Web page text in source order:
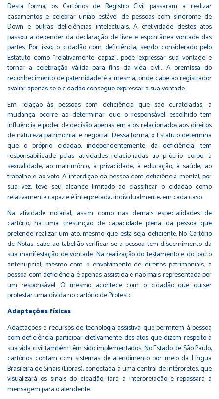
Desta forma, os Cartórios de Registro Civil passaram a realizar
casamentos e celebrar união estável de pessoas com síndrome de
Down e outras deficiências intelectuais. A efetividade destes atos
passou a depender da declaração de livre e espontânea vontade das
partes. Por isso, o cidadão com deficiência, sendo considerado pelo
Estatuto como “relativamente capaz”, pode expressar sua vontade e
tornar a celebração válida para fins da vida civil. A premissa do
reconhecimento de paternidade é a mesma, onde cabe ao registrador
avaliar apenas se o cidadão consegue expressar a sua vontade.
Em relação às pessoas com deficiência que são curateladas, a
mudança ocorre ao determinar que o responsável escolhido tem
influência e poder de decisão apenas em atos relacionados aos direitos
de natureza patrimonial e negocial. Dessa forma, o Estatuto determina
que o próprio cidadão, independentemente da deficiência, tem
responsabilidade pelas atividades relacionadas ao próprio corpo, à
sexualidade, ao matrimônio, à privacidade, à educação, à saúde, ao
trabalho e ao voto. A interdição da pessoa com deficiência mental, por
sua vez, teve seu alcance limitado ao classificar o cidadão como
relativamente capaz e é interpretada, individualmente, em cada caso.
Na atividade notarial, assim como nas demais especialidades de
cartório, há uma presunção de capacidade plena da pessoa que
pretende realizar um ato, mesmo que esta seja deficiente. No Cartório
de Notas, cabe ao tabelião verificar se a pessoa tem discernimento da
sua manifestação de vontade. Na realização do testamento e do pacto
antenupcial, mesmo com o envolvimento de direitos patrimoniais, a
pessoa com deficiência é apenas assistida e não mais representada por
um responsável. O mesmo acontece com o cidadão que quiser
protestar uma dívida no cartório de Protesto.
Adaptações físicas
Adaptações e recursos de tecnologia assistiva que permitem à pessoa
com deficiência participar efetivamente dos atos que dizem respeito à
sua vida civil também têm sido implementados. No Estado de São Paulo,
cartórios contam com sistemas de atendimento por meio da Língua
Brasileira de Sinais (Libras), conectada à uma central de intérpretes, que
visualizará os sinais do cidadão, fará a interpretação e repassará a
mensagem para o atendente.